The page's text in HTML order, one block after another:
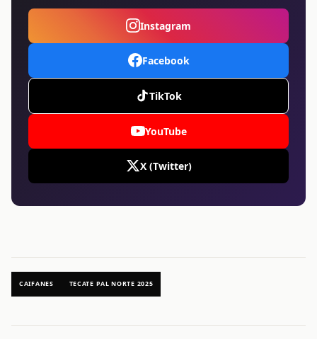
Instagram
Facebook
TikTok
YouTube
X (Twitter)
CAIFANES TECATE PAL NORTE 2025